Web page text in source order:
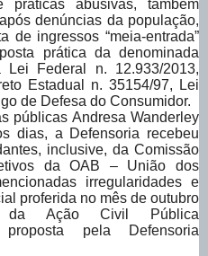
práticas abusivas, também
denúncias da população,
de ingressos “meia-entrada”
prática da denominada
Lei Federal n. 12.933/2013,
Estadual n. 35154/97, Lei
de Defesa do Consumidor.
públicas Andresa Wanderley
dias, a Defensoria recebeu
inclusive, da Comissão
da OAB – União dos
irregularidades e
proferida no mês de outubro
Ação Civil Pública
proposta pela Defensoria